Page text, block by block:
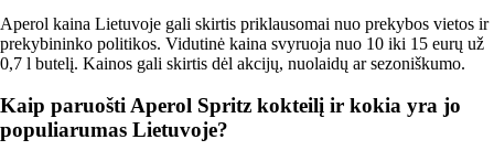
Aperol kaina Lietuvoje gali skirtis priklausomai nuo prekybos vietos ir
prekybininko politikos. Vidutinė kaina svyruoja nuo 10 iki 15 eurų už
0,7 l butelį. Kainos gali skirtis dėl akcijų, nuolaidų ar sezoniškumo.
Kaip paruošti Aperol Spritz kokteilį ir kokia yra jo
populiarumas Lietuvoje?